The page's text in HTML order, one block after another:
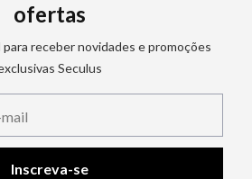
ofertas
receber novidades e promoções
Seculus
Inscreva-se